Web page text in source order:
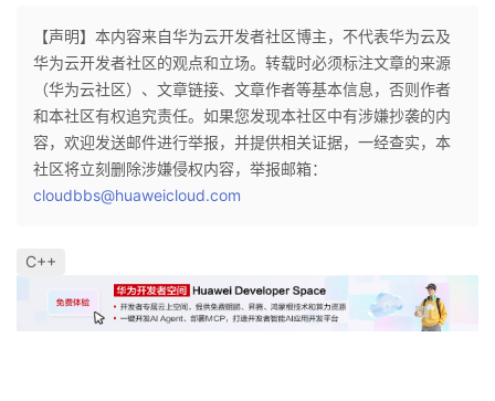
【声明】本内容来自华为云开发者社区博主，不代表华为云及
华为云开发者社区的观点和立场。转载时必须标注文章的来源
（华为云社区）、文章链接、文章作者等基本信息，否则作者
和本社区有权追究责任。如果您发现本社区中有涉嫌抄袭的内
容，欢迎发送邮件进行举报，并提供相关证据，一经查实，本
社区将立刻删除涉嫌侵权内容，举报邮箱：
cloudbbs@huaweicloud.com
C++